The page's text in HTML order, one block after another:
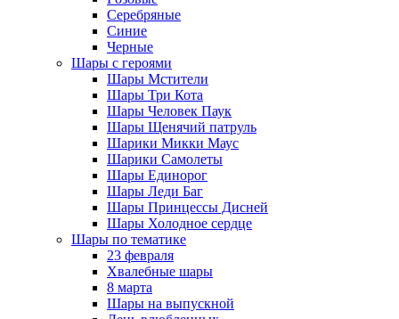
Серебряные
Синие
Черные
Шары с героями
Шары Мстители
Шары Три Кота
Шары Человек Паук
Шары Щенячий патруль
Шарики Микки Маус
Шарики Самолеты
Шары Единорог
Шары Леди Баг
Шары Принцессы Дисней
Шары Холодное сердце
Шары по тематике
23 февраля
Хвалебные шары
8 марта
Шары на выпускной